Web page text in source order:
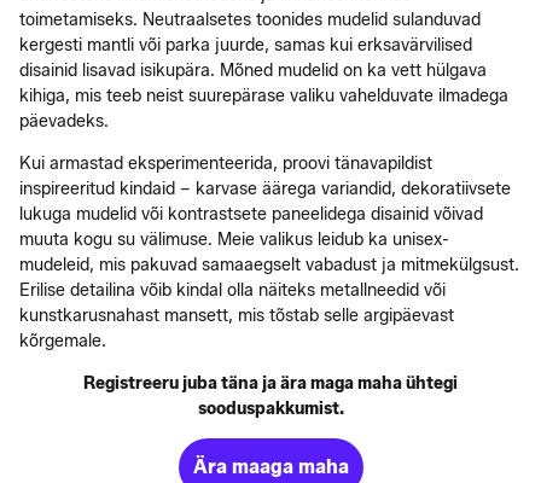
toimetamiseks. Neutraalsetes toonides mudelid sulanduvad
kergesti mantli või parka juurde, samas kui erksavärvilised
disainid lisavad isikupära. Mõned mudelid on ka vett hülgava
kihiga, mis teeb neist suurepärase valiku vahelduvate ilmadega
päevadeks.
Kui armastad eksperimenteerida, proovi tänavapildist
inspireeritud kindaid – karvase äärega variandid, dekoratiivsete
lukuga mudelid või kontrastsete paneelidega disainid võivad
muuta kogu su välimuse. Meie valikus leidub ka unisex-
mudeleid, mis pakuvad samaaegselt vabadust ja mitmekülgsust.
Erilise detailina võib kindal olla näiteks metallneedid või
kunstkarusnahast mansett, mis tõstab selle argipäevast
kõrgemale.
Registreeru juba täna ja ära maga maha ühtegi
sooduspakkumist.
Ära maaga maha